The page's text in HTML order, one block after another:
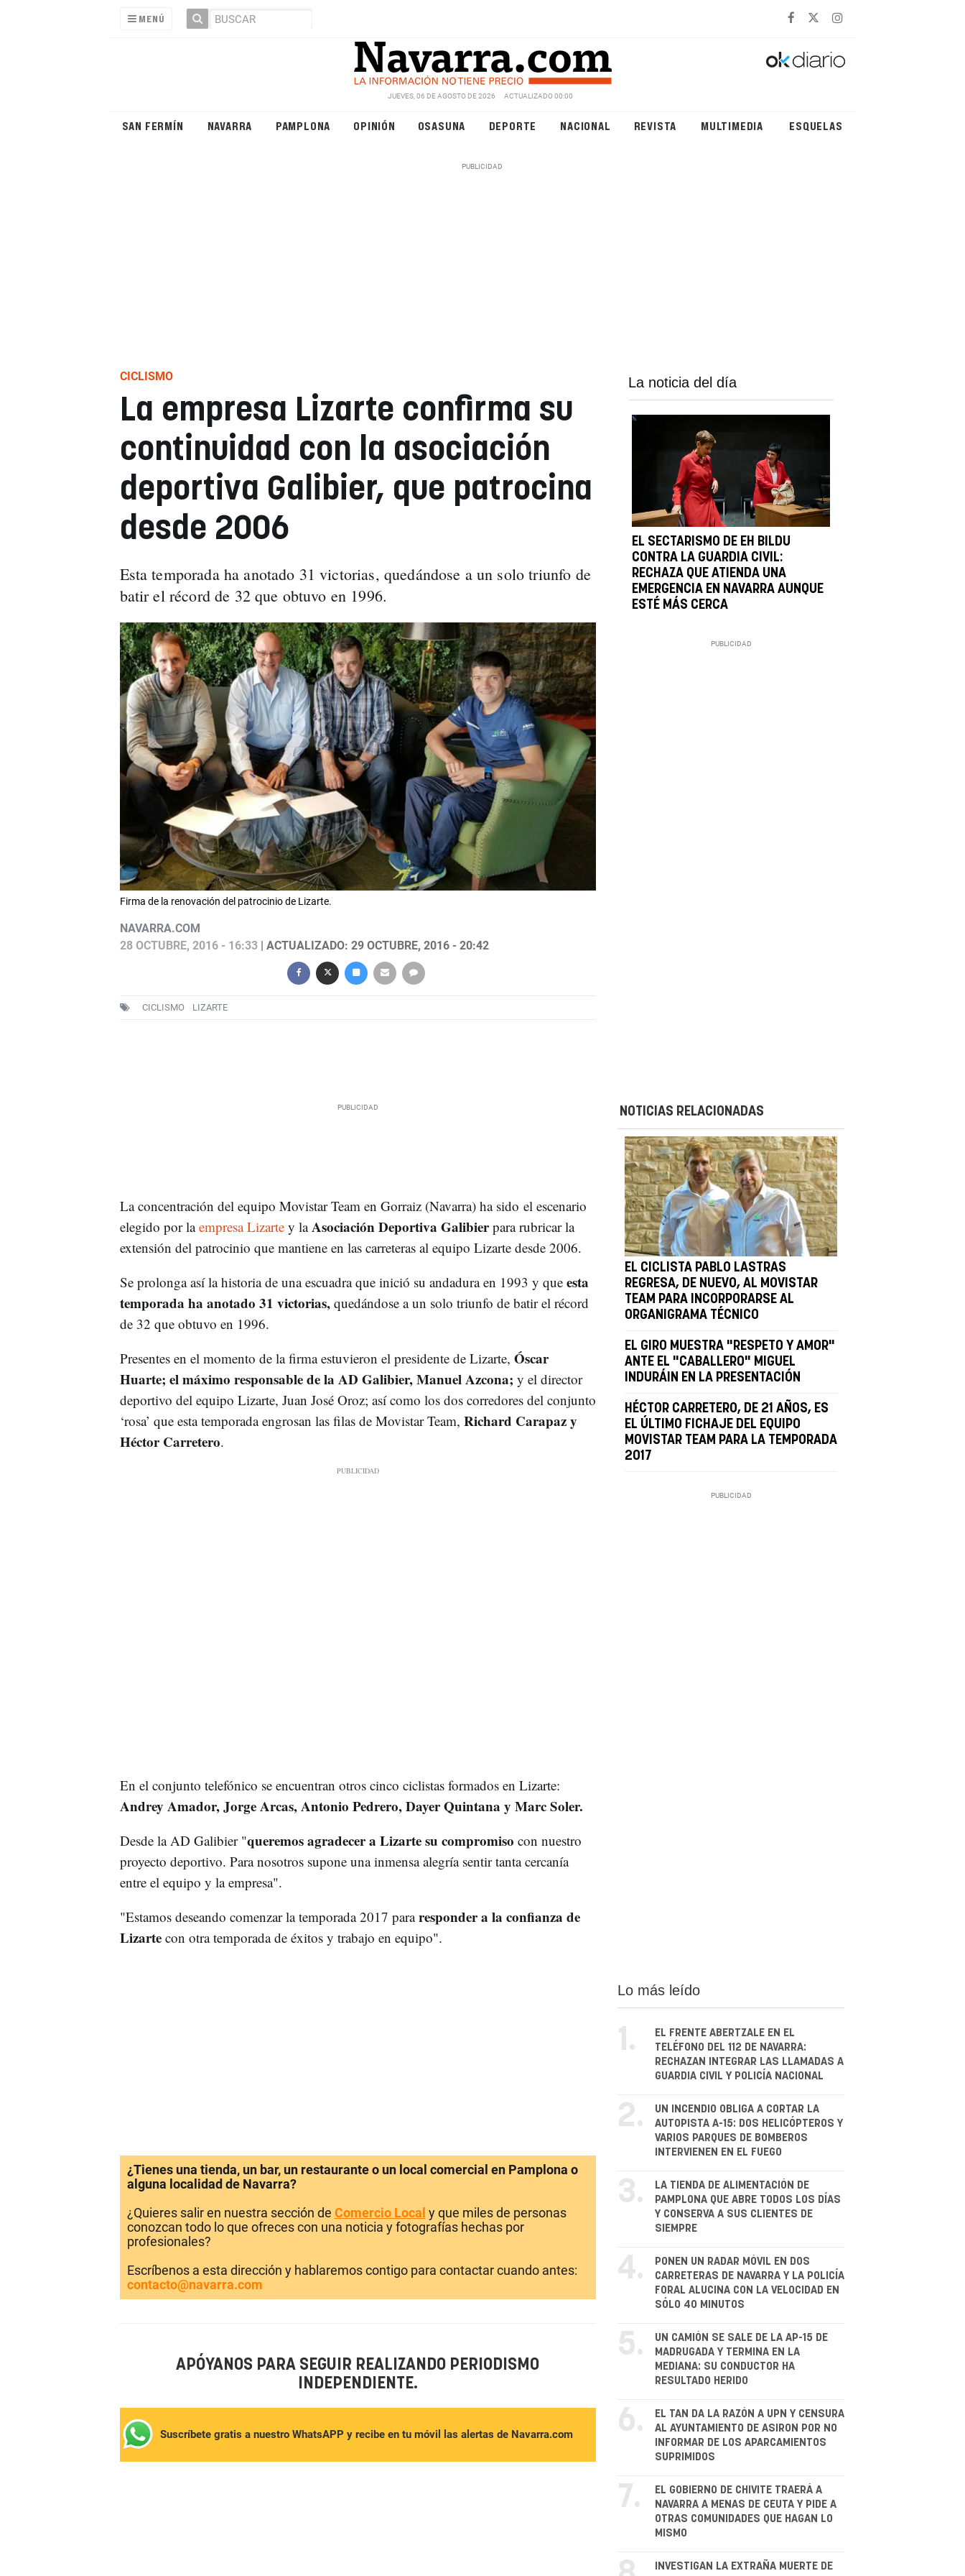
MENÚ
JUEVES, 06 DE AGOSTO DE 2026 ACTUALIZADO 00:00
SAN FERMÍN NAVARRA PAMPLONA OPINIÓN OSASUNA DEPORTE NACIONAL REVISTA MULTIMEDIA ESQUELAS
CICLISMO
La empresa Lizarte confirma su
continuidad con la asociación
deportiva Galibier, que patrocina
desde 2006
Esta temporada ha anotado 31 victorias, quedándose a un solo triunfo de
batir el récord de 32 que obtuvo en 1996.
Firma de la renovación del patrocinio de Lizarte.
NAVARRA.COM
28 OCTUBRE, 2016 - 16:33| ACTUALIZADO: 29 OCTUBRE, 2016 - 20:42
CICLISMO LIZARTE
La noticia del día
EL SECTARISMO DE EH BILDU
CONTRA LA GUARDIA CIVIL:
RECHAZA QUE ATIENDA UNA
EMERGENCIA EN NAVARRA AUNQUE
ESTÉ MÁS CERCA
La concentración del equipo Movistar Team en Gorraiz (Navarra) ha sido el escenario
elegido por laempresa Lizartey laAsociación Deportiva Galibierpara rubricar la
extensión del patrocinio que mantiene en las carreteras al equipo Lizarte desde 2006.
Se prolonga así la historia de una escuadra que inició su andadura en 1993 y queesta
temporada ha anotado 31 victorias,quedándose a un solo triunfo de batir el récord
de 32 que obtuvo en 1996.
Presentes en el momento de la firma estuvieron el presidente de Lizarte, Óscar
Huarte; el máximo responsable de la AD Galibier, Manuel Azcona; y el director
deportivo del equipo Lizarte, Juan José Oroz; así como los dos corredores del conjunto
‘rosa’ que esta temporada engrosan las filas de Movistar Team, Richard Carapaz y
Héctor Carretero.
En el conjunto telefónico se encuentran otros cinco ciclistas formados en Lizarte:
Andrey Amador, Jorge Arcas, Antonio Pedrero, Dayer Quintana y Marc Soler.
Desde la AD Galibier "queremos agradecer a Lizarte su compromiso con nuestro
proyecto deportivo. Para nosotros supone una inmensa alegría sentir tanta cercanía
entre el equipo y la empresa".
"Estamos deseando comenzar la temporada 2017 pararesponder a la confianza de
Lizartecon otra temporada de éxitos y trabajo en equipo".
NOTICIAS RELACIONADAS
EL CICLISTA PABLO LASTRAS
REGRESA, DE NUEVO, AL MOVISTAR
TEAM PARA INCORPORARSE AL
ORGANIGRAMA TÉCNICO
EL GIRO MUESTRA "RESPETO Y AMOR"
ANTE EL "CABALLERO" MIGUEL
INDURÁIN EN LA PRESENTACIÓN
HÉCTOR CARRETERO, DE 21 AÑOS, ES
EL ÚLTIMO FICHAJE DEL EQUIPO
MOVISTAR TEAM PARA LA TEMPORADA
2017
¿Tienes una tienda, un bar, un restaurante o un local comercial en Pamplona o
alguna localidad de Navarra?
¿Quieres salir en nuestra sección de Comercio Local y que miles de personas
conozcan todo lo que ofreces con una noticia y fotografías hechas por
profesionales?
Escríbenos a esta dirección y hablaremos contigo para contactar cuando antes:
contacto@navarra.com
APÓYANOS PARA SEGUIR REALIZANDO PERIODISMO
INDEPENDIENTE.
Suscríbete gratis a nuestro WhatsAPP y recibe en tu móvil las alertas de Navarra.com
Lo más leído
1.
EL FRENTE ABERTZALE EN EL
TELÉFONO DEL 112 DE NAVARRA:
RECHAZAN INTEGRAR LAS LLAMADAS A
GUARDIA CIVIL Y POLICÍA NACIONAL
2.
UN INCENDIO OBLIGA A CORTAR LA
AUTOPISTA A-15: DOS HELICÓPTEROS Y
VARIOS PARQUES DE BOMBEROS
INTERVIENEN EN EL FUEGO
3.
LA TIENDA DE ALIMENTACIÓN DE
PAMPLONA QUE ABRE TODOS LOS DÍAS
Y CONSERVA A SUS CLIENTES DE
SIEMPRE
4.
PONEN UN RADAR MÓVIL EN DOS
CARRETERAS DE NAVARRA Y LA POLICÍA
FORAL ALUCINA CON LA VELOCIDAD EN
SÓLO 40 MINUTOS
5.
UN CAMIÓN SE SALE DE LA AP-15 DE
MADRUGADA Y TERMINA EN LA
MEDIANA: SU CONDUCTOR HA
RESULTADO HERIDO
6.
EL TAN DA LA RAZÓN A UPN Y CENSURA
AL AYUNTAMIENTO DE ASIRON POR NO
INFORMAR DE LOS APARCAMIENTOS
SUPRIMIDOS
7.
EL GOBIERNO DE CHIVITE TRAERÁ A
NAVARRA A MENAS DE CEUTA Y PIDE A
OTRAS COMUNIDADES QUE HAGAN LO
MISMO
INVESTIGAN LA EXTRAÑA MUERTE DE